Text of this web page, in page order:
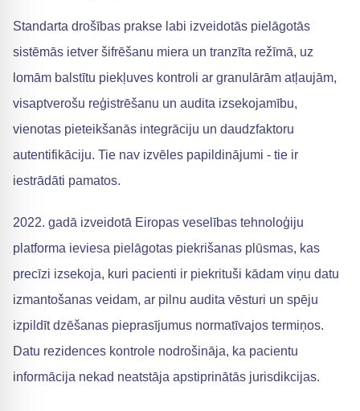
Standarta drošības prakse labi izveidotās pielāgotās
sistēmās ietver šifrēšanu miera un tranzīta režīmā, uz
lomām balstītu piekļuves kontroli ar granulārām atļaujām,
visaptverošu reģistrēšanu un audita izsekojamību,
vienotas pieteikšanās integrāciju un daudzfaktoru
autentifikāciju. Tie nav izvēles papildinājumi - tie ir
iestrādāti pamatos.
2022. gadā izveidotā Eiropas veselības tehnoloģiju
platforma ieviesa pielāgotas piekrišanas plūsmas, kas
precīzi izsekoja, kuri pacienti ir piekrituši kādam viņu datu
izmantošanas veidam, ar pilnu audita vēsturi un spēju
izpildīt dzēšanas pieprasījumus normatīvajos termiņos.
Datu rezidences kontrole nodrošināja, ka pacientu
informācija nekad neatstāja apstiprinātās jurisdikcijas.